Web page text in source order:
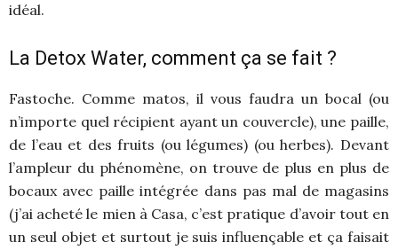
idéal.
La Detox Water, comment ça se fait ?
Fastoche. Comme matos, il vous faudra un bocal (ou
n’importe quel récipient ayant un couvercle), une paille,
de l’eau et des fruits (ou légumes) (ou herbes). Devant
l’ampleur du phénomène, on trouve de plus en plus de
bocaux avec paille intégrée dans pas mal de magasins
(j’ai acheté le mien à Casa, c’est pratique d’avoir tout en
un seul objet et surtout je suis influençable et ça faisait